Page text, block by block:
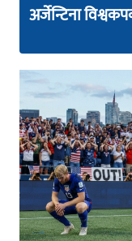
अर्जेन्टिना